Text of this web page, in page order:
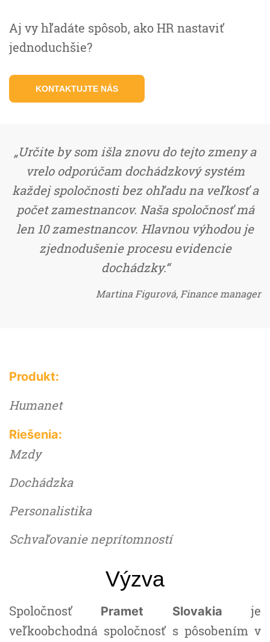
Aj vy hľadáte spôsob, ako HR nastaviť
jednoduchšie?
KONTAKTUJTE NÁS
„Určite by som išla znovu do tejto zmeny a
vrelo odporúčam dochádzkový systém
každej spoločnosti bez ohľadu na veľkosť a
počet zamestnancov. Naša spoločnosť má
len 10 zamestnancov. Hlavnou výhodou je
zjednodušenie procesu evidencie
dochádzky.“
Martina Figurová, Finance manager
Produkt:
Humanet
Riešenia:
Mzdy
Dochádzka
Personalistika
Schvaľovanie neprítomností
Výzva
Spoločnosť Pramet Slovakia je
veľkoobchodná spoločnosť s pôsobením v